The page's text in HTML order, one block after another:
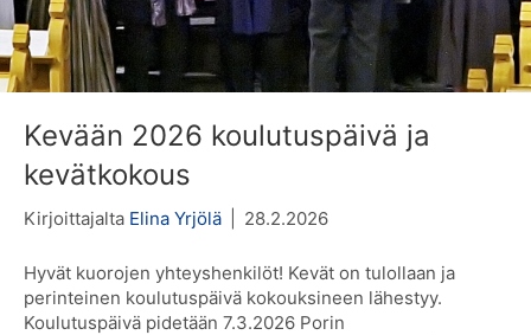
Kevään 2026 koulutuspäivä ja
kevätkokous
Kirjoittajalta Elina Yrjölä 28.2.2026
Hyvät kuorojen yhteyshenkilöt! Kevät on tulollaan ja
perinteinen koulutuspäivä kokouksineen lähestyy.
Koulutuspäivä pidetään 7.3.2026 Porin